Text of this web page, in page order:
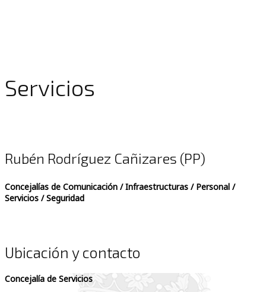
Servicios
Rubén Rodríguez Cañizares (PP)
Concejalías de Comunicación / Infraestructuras / Personal /
Servicios / Seguridad
Ubicación y contacto
Concejalía de Servicios